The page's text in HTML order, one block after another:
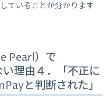
ていることが分かります
Pearl）で
理由４．「不正に
と判断された」